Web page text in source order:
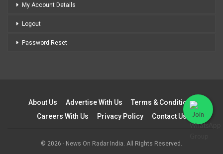
My Account Details
Logout
Password Reset
About Us Advertise With Us
Terms & Conditions
Careers With Us
Privacy Policy Contact Us
© 2026 - News On Radar India. All Rights Reserved.